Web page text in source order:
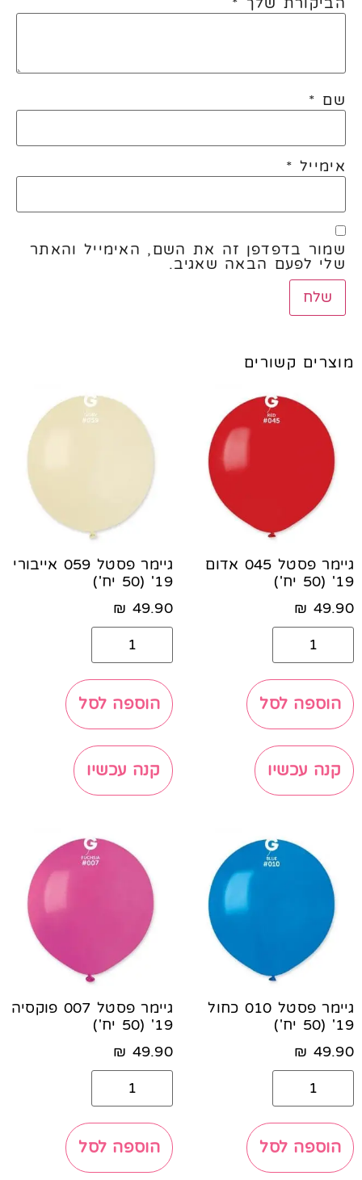
שם *
אימייל *
שמור בדפדפן זה את השם, האימייל והאתר
שלי לפעם הבאה שאגיב.
מוצרים קשורים
גיימר פסטל 045 אדום
19' (50 יח')
49.90
₪
הוספה לסל
קנה עכשיו
גיימר פסטל 059 אייבורי
19' (50 יח')
49.90
₪
הוספה לסל
קנה עכשיו
גיימר פסטל 010 כחול
19' (50 יח')
49.90
₪
הוספה לסל
גיימר פסטל 007 פוקסיה
19' (50 יח')
49.90
₪
הוספה לסל